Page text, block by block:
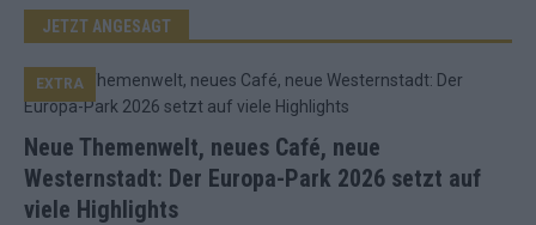
JETZT ANGESAGT
Neue Themenwelt, neues Café, neue
Westernstadt: Der Europa-Park 2026 setzt auf
viele Highlights
EXTRA